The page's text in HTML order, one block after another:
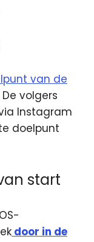
van de
De volgers
Instagram
doelpunt
start
door in de